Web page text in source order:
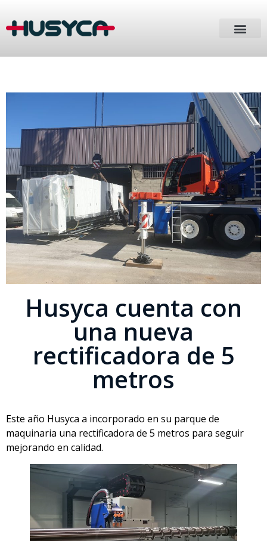
Husyca cuenta con
una nueva
rectificadora de 5
metros
Este año Husyca a incorporado en su parque de
maquinaria una rectificadora de 5 metros para seguir
mejorando en calidad.